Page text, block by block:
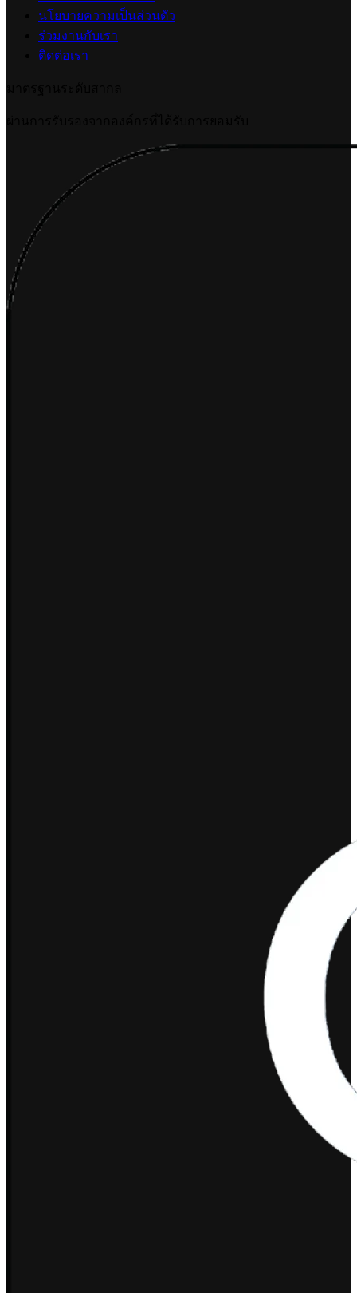
เชื่อมต่อ Ketshopweb MCP กับ Claude
2026-07-13 17:34:51